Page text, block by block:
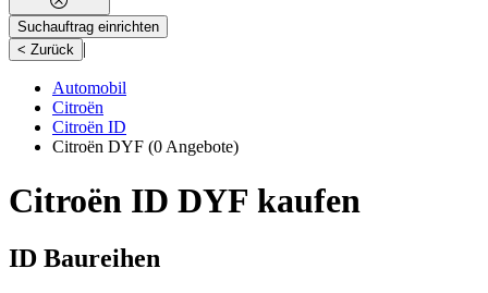
Suchauftrag einrichten
< Zurück |
Automobil
Citroën
Citroën ID
Citroën DYF (0 Angebote)
Citroën ID DYF kaufen
ID Baureihen